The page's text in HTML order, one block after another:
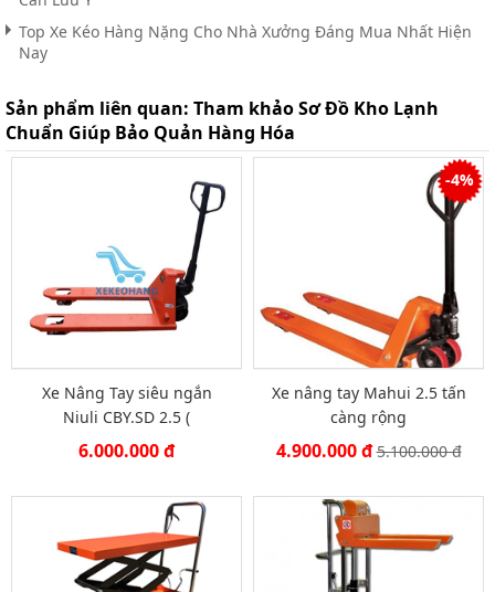
Top Xe Kéo Hàng Nặng Cho Nhà Xưởng Đáng Mua Nhất Hiện
Nay
Sản phẩm liên quan: Tham khảo Sơ Đồ Kho Lạnh
Chuẩn Giúp Bảo Quản Hàng Hóa
Xe Nâng Tay siêu ngắn
Niuli CBY.SD 2.5 (
550x800mm)
6.000.000 đ
-4%
Xe nâng tay Mahui 2.5 tấn
càng rộng
4.900.000 đ5.100.000 đ